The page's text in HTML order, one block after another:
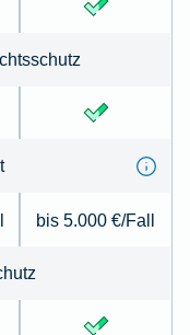
bis 5.000 €/Fall